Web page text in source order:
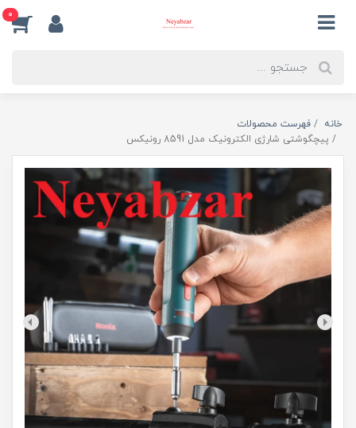
0
خانه
فهرست محصولات
پیچگوشتی شارژی الکترونیک مدل 8591 رونیکس